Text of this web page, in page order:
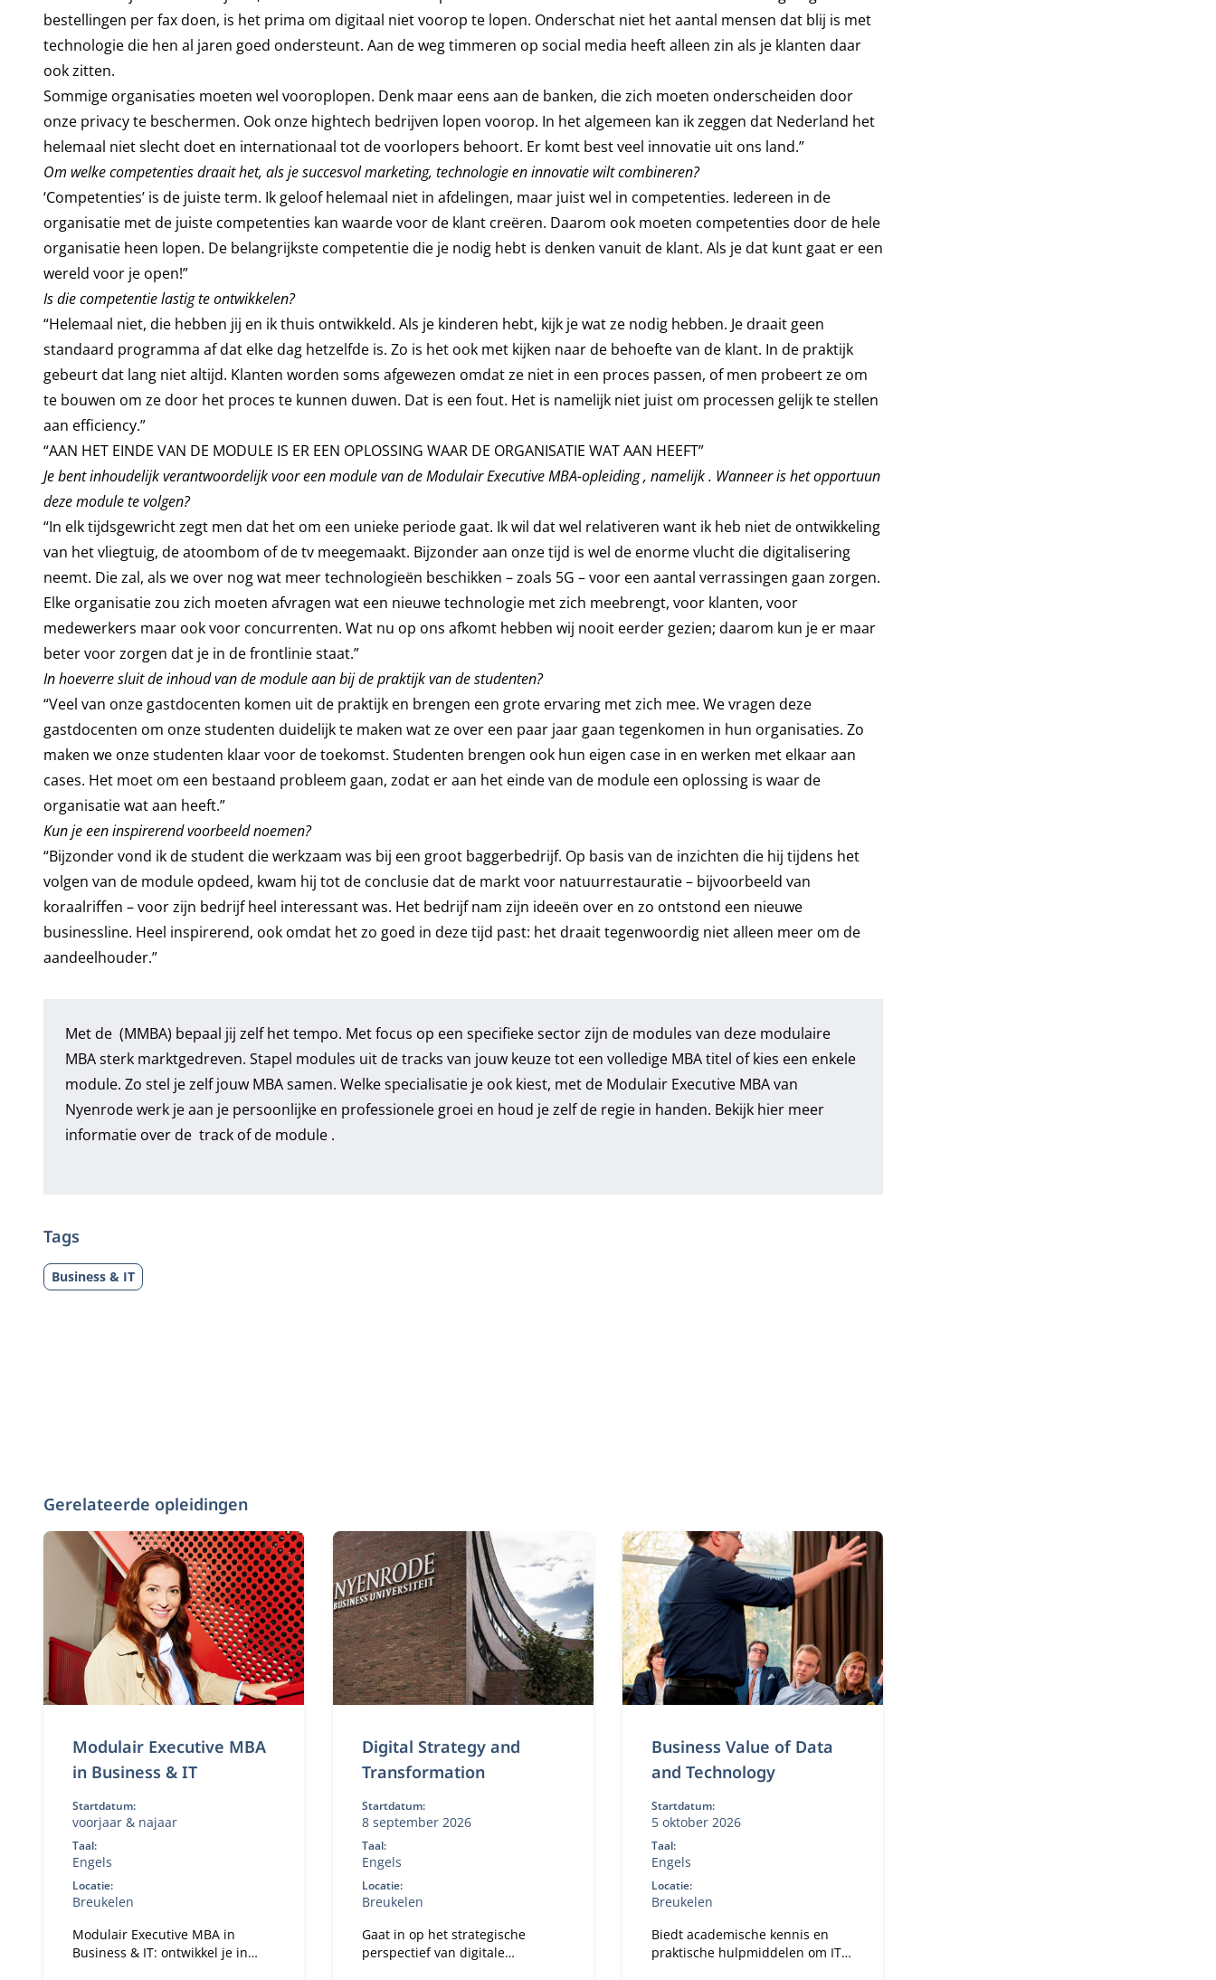
bestellingen per fax doen, is het prima om digitaal niet voorop te lopen. Onderschat niet het aantal mensen dat blij is met
technologie die hen al jaren goed ondersteunt. Aan de weg timmeren op social media heeft alleen zin als je klanten daar
ook zitten.
Sommige organisaties moeten wel vooroplopen. Denk maar eens aan de banken, die zich moeten onderscheiden door
onze privacy te beschermen. Ook onze hightech bedrijven lopen voorop. In het algemeen kan ik zeggen dat Nederland het
helemaal niet slecht doet en internationaal tot de voorlopers behoort. Er komt best veel innovatie uit ons land.”
Om welke competenties draait het, als je succesvol marketing, technologie en innovatie wilt combineren?
‘Competenties’ is de juiste term. Ik geloof helemaal niet in afdelingen, maar juist wel in competenties. Iedereen in de
organisatie met de juiste competenties kan waarde voor de klant creëren. Daarom ook moeten competenties door de hele
organisatie heen lopen. De belangrijkste competentie die je nodig hebt is denken vanuit de klant. Als je dat kunt gaat er een
wereld voor je open!”
Is die competentie lastig te ontwikkelen?
“Helemaal niet, die hebben jij en ik thuis ontwikkeld. Als je kinderen hebt, kijk je wat ze nodig hebben. Je draait geen
standaard programma af dat elke dag hetzelfde is. Zo is het ook met kijken naar de behoefte van de klant. In de praktijk
gebeurt dat lang niet altijd. Klanten worden soms afgewezen omdat ze niet in een proces passen, of men probeert ze om
te bouwen om ze door het proces te kunnen duwen. Dat is een fout. Het is namelijk niet juist om processen gelijk te stellen
aan efficiency.”
“AAN HET EINDE VAN DE MODULE IS ER EEN OPLOSSING WAAR DE ORGANISATIE WAT AAN HEEFT”
Je bent inhoudelijk verantwoordelijk voor een module van de Modulair Executive MBA-opleiding , namelijk . Wanneer is het opportuun
deze module te volgen?
“In elk tijdsgewricht zegt men dat het om een unieke periode gaat. Ik wil dat wel relativeren want ik heb niet de ontwikkeling
van het vliegtuig, de atoombom of de tv meegemaakt. Bijzonder aan onze tijd is wel de enorme vlucht die digitalisering
neemt. Die zal, als we over nog wat meer technologieën beschikken – zoals 5G – voor een aantal verrassingen gaan zorgen.
Elke organisatie zou zich moeten afvragen wat een nieuwe technologie met zich meebrengt, voor klanten, voor
medewerkers maar ook voor concurrenten. Wat nu op ons afkomt hebben wij nooit eerder gezien; daarom kun je er maar
beter voor zorgen dat je in de frontlinie staat.”
In hoeverre sluit de inhoud van de module aan bij de praktijk van de studenten?
“Veel van onze gastdocenten komen uit de praktijk en brengen een grote ervaring met zich mee. We vragen deze
gastdocenten om onze studenten duidelijk te maken wat ze over een paar jaar gaan tegenkomen in hun organisaties. Zo
maken we onze studenten klaar voor de toekomst. Studenten brengen ook hun eigen case in en werken met elkaar aan
cases. Het moet om een bestaand probleem gaan, zodat er aan het einde van de module een oplossing is waar de
organisatie wat aan heeft.”
Kun je een inspirerend voorbeeld noemen?
“Bijzonder vond ik de student die werkzaam was bij een groot baggerbedrijf. Op basis van de inzichten die hij tijdens het
volgen van de module opdeed, kwam hij tot de conclusie dat de markt voor natuurrestauratie – bijvoorbeeld van
koraalriffen – voor zijn bedrijf heel interessant was. Het bedrijf nam zijn ideeën over en zo ontstond een nieuwe
businessline. Heel inspirerend, ook omdat het zo goed in deze tijd past: het draait tegenwoordig niet alleen meer om de
aandeelhouder.”
Met de (MMBA) bepaal jij zelf het tempo. Met focus op een specifieke sector zijn de modules van deze modulaire
MBA sterk marktgedreven. Stapel modules uit de tracks van jouw keuze tot een volledige MBA titel of kies een enkele
module. Zo stel je zelf jouw MBA samen. Welke specialisatie je ook kiest, met de Modulair Executive MBA van
Nyenrode werk je aan je persoonlijke en professionele groei en houd je zelf de regie in handen. Bekijk hier meer
informatie over de track of de module .
Tags
Business & IT
Gerelateerde opleidingen
Modulair Executive MBA
in Business & IT
Startdatum:
voorjaar & najaar
Taal:
Engels
Locatie:
Breukelen
Modulair Executive MBA in
Business & IT: ontwikkel je in
Digital Strategy and
Transformation
Startdatum:
8 september 2026
Taal:
Engels
Locatie:
Breukelen
Gaat in op het strategische
perspectief van digitale
Business Value of Data
and Technology
Startdatum:
5 oktober 2026
Taal:
Engels
Locatie:
Breukelen
Biedt academische kennis en
praktische hulpmiddelen om IT